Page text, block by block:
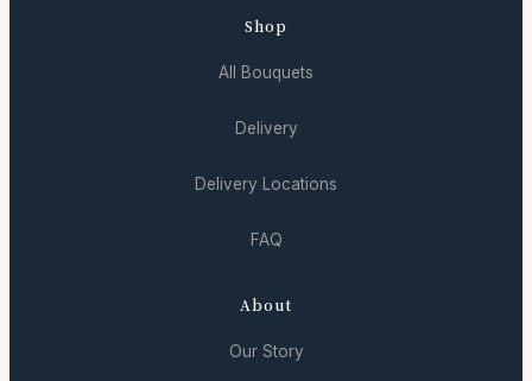
Shop
All Bouquets
Delivery
Delivery Locations
FAQ
About
Our Story